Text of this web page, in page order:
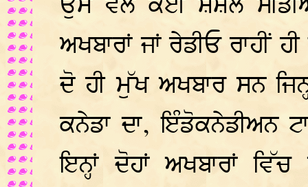
ਅਖਬਾਰਾਂ ਜਾਂ ਰੇਡੀਓ ਰਾਹੀਂ
ਦੋ ਹੀ ਮੁੱਖ ਅਖਬਾਰ ਸਨ
ਕਨੇਡਾ ਦਾ, ਇੰਡੋਕਨੇਡੀਅਨ
ਇਨ੍ਹਾਂ ਦੋਹਾਂ ਅਖਬਾਰਾਂ